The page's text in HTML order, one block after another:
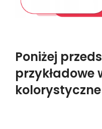
Poniżej
przykładowe
kolorystyczne